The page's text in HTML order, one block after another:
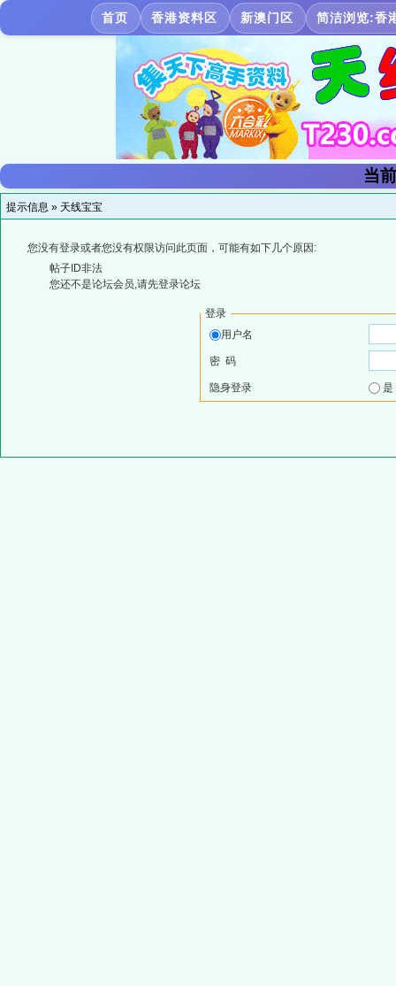
首页 香港资料区 新澳门区 简洁浏览:香
当
提示信息 » 天线宝宝
您没有登录或者您没有权限访问此页面，可能有如下几个原因:
帖子ID非法
您还不是论坛会员,请先登录论坛
登录
用户名
密 码
隐身登录